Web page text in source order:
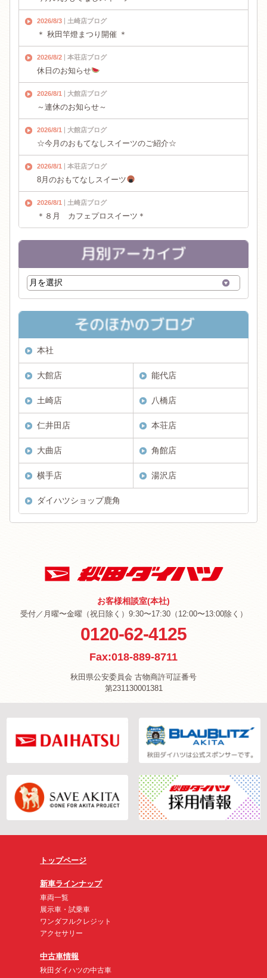
2026/8/3 土崎店ブログ
＊ 秋田竿燈まつり開催 ＊
2026/8/2 本荘店ブログ
休日のお知らせ
2026/8/1 大館店ブログ
～連休のお知らせ～
2026/8/1 大館店ブログ
☆今月のおもてなしスイーツのご紹介☆
2026/8/1 本荘店ブログ
8月のおもてなしスイーツ
2026/8/1 土崎店ブログ
＊８月 カフェプロスイーツ＊
本社
大館店 能代店
土崎店 八橋店
仁井田店 本荘店
大曲店 角館店
横手店 湯沢店
ダイハツショップ鹿角
お客様相談室(本社)
受付／月曜〜金曜（祝日除く）9:30〜17:30（12:00〜13:00除く）
0120-62-4125
Fax:018-889-8711
秋田県公安委員会 古物商許可証番号
第231130001381
トップページ
新車ラインナップ
車両一覧
展示車・試乗車
ワンダフルクレジット
アクセサリー
中古車情報
秋田ダイハツの中古車